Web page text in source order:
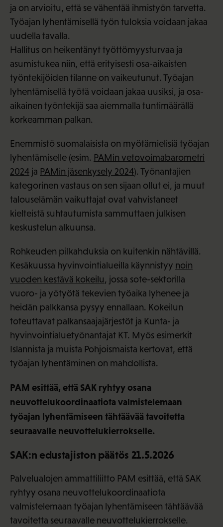
ja on arvioitu, että se vähentää ihmistyön tarvetta.
Työajan lyhentämisellä työn tuloksia voidaan jakaa
uudella tavalla.
Hallitus on heikentänyt työttömyysturvaa ja
asumistukea niin, että erityisesti osa-aikaisten
työntekijöiden tilanne on vaikeutunut. Työajan
lyhentämisellä työtä voidaan jakaa uusiksi, ja osa-
aikainen työntekijä saa aiemmalla tuntimäärällä
korkeamman palkan.
Enemmistö suomalaisista on myötämielisiä työajan
lyhentämiselle (esim. PAMin vetovoimabarometri
2024 ja PAMin jäsenkysely 2024). Työnantajien
kategorinen vastaus on sen sijaan ollut ei, ja muut
talouselämän vaikuttajat ovat vahvistaneet
kielteistä suhtautumista sammuttaen julkisen
keskustelun alkuunsa.
Rohkeuden pilkahduksia on kuitenkin nähtävillä.
Kesäkuussa hyvinvointialueilla käynnistyy noin
vuoden kestävä kokeilu, jossa sote-sektorilla
vuoro- ja yötyötä tekevien työaika lyhenee ja
heidän palkkansa pysyy ennallaan. Kokeilun
toteuttavat palkansaajajärjestöt ja Kunta- ja
hyvinvointialuetyönantajat KT. Myös esimerkit
Islannista ja muista Pohjoismaista kertovat, että
työajan lyhentäminen on mahdollista.
PAM esittää, että SAK ryhtyy osana
neuvottelukoordinaatiota valmistelemaan
työajan lyhentämiseen tähtäävää tavoitetta
seuraavalle neuvottelukierrokselle.
SAK:n edustajiston päätös 21.5.2026
Palvelualojen ammattiliitto PAM esittää, että SAK
ryhtyy osana neuvottelukoordinaatiota
valmistelemaan työajan lyhentämiseen tähtäävää
tavoitetta seuraavalle neuvottelukierrokselle.